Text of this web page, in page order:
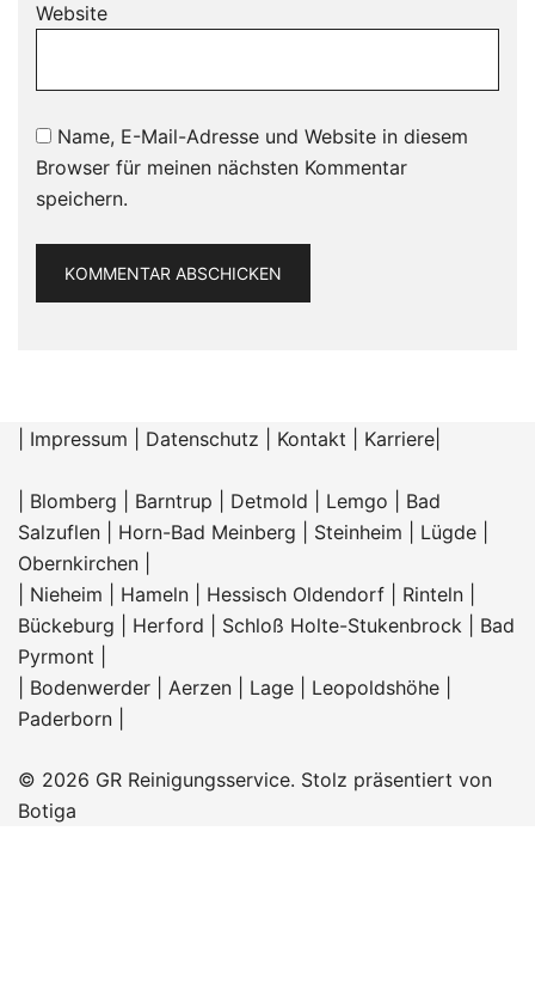
Website
Name, E-Mail-Adresse und Website in diesem
Browser für meinen nächsten Kommentar
speichern.
Impressum Datenschutz Kontakt Karriere
Blomberg Barntrup Detmold Lemgo
Bad
Salzuflen
Horn-Bad Meinberg Steinheim Lügde
Obernkirchen
Nieheim Hameln | Hessisch Oldendorf Rinteln
Bückeburg
Herford Schloß Holte-Stukenbrock
Bad
Pyrmont
Bodenwerder Aerzen Lage Leopoldshöhe
Paderborn
© 2026 GR Reinigungsservice. Stolz präsentiert von
Botiga